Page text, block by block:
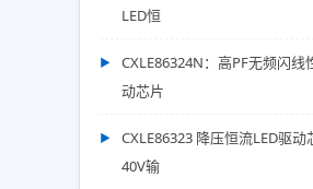
LED恒
CXLE86324N：高PF无频闪线
动芯片
CXLE86323 降压恒流LED驱动
40V输